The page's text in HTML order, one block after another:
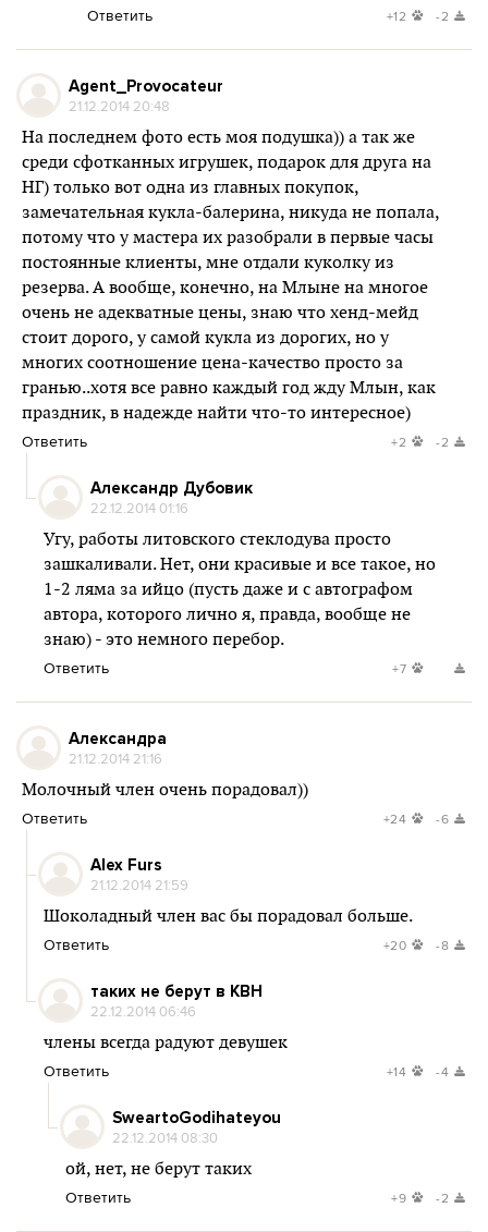
Ответить +12 -2
Agent_Provocateur
21.12.2014 20:48
На последнем фото есть моя подушка)) а так же
среди сфотканных игрушек, подарок для друга на
НГ) только вот одна из главных покупок,
замечательная кукла-балерина, никуда не попала,
потому что у мастера их разобрали в первые часы
постоянные клиенты, мне отдали куколку из
резерва. А вообще, конечно, на Млыне на многое
очень не адекватные цены, знаю что хенд-мейд
стоит дорого, у самой кукла из дорогих, но у
многих соотношение цена-качество просто за
гранью..хотя все равно каждый год жду Млын, как
праздник, в надежде найти что-то интересное)
Ответить +2 -2
Александр Дубовик
22.12.2014 01:16
Угу, работы литовского стеклодува просто
зашкаливали. Нет, они красивые и все такое, но
1-2 ляма за ийцо (пусть даже и с автографом
автора, которого лично я, правда, вообще не
знаю) - это немного перебор.
Ответить +7
Александра
21.12.2014 21:16
Молочный член очень порадовал))
Ответить +24 -6
Alex Furs
21.12.2014 21:59
Шоколадный член вас бы порадовал больше.
Ответить +20 -8
таких не берут в КВН
22.12.2014 06:46
члены всегда радуют девушек
Ответить +14 -4
SweartoGodihateyou
22.12.2014 08:30
ой, нет, не берут таких
Ответить +9 -2